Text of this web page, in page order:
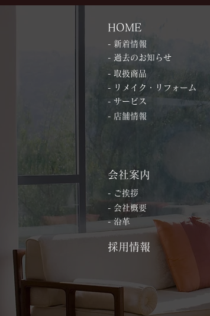
HOME
- 新着情報
- 過去のお知らせ
- 取扱商品
- リメイク・リフォーム
- サービス
- 店舗情報
会社案内
- ご挨拶
- 会社概要
- 沿革
採用情報